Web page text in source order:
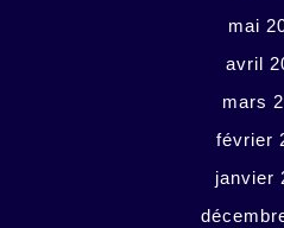
mai
avril
mars
février
janvier